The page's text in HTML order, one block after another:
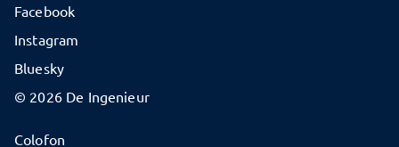
© 2026 De Ingenieur
Colofon
Facebook
Instagram
Bluesky